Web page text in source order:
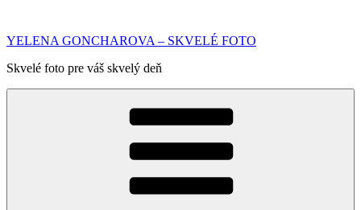
obsah
YELENA GONCHAROVA – SKVELÉ FOTO
Skvelé foto pre váš skvelý deň